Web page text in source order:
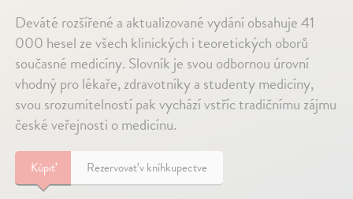
Deváté rozšířené a aktualizované vydání obsahuje 41
000 hesel ze všech klinických i teoretických oborů
současné medicíny. Slovník je svou odbornou úrovní
vhodný pro lékaře, zdravotníky a studenty medicíny,
svou srozumitelností pak vychází vstříc tradičnímu zájmu
české veřejnosti o medicínu.
Kúpiť Rezervovať v kníhkupectve